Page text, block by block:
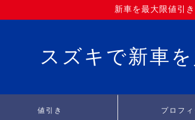
新車を最大限値引
スズキで新車
値引き プロフ